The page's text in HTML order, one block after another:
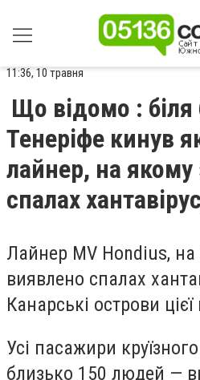
11:36, 10 травня
Що відомо : біля
Тенеріфе кинув
лайнер, на якому
спалах
Лайнер MV Hondius, на
виявлено спалах
Канарські острови
Усі пасажири
близько 150 людей —